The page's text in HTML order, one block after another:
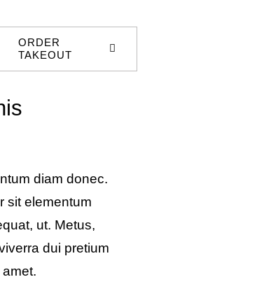
ORDER
TAKEOUT
diam donec.
sit elementum
ut. Metus,
dui pretium